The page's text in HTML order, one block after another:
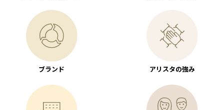
ブランド アリスタの強み